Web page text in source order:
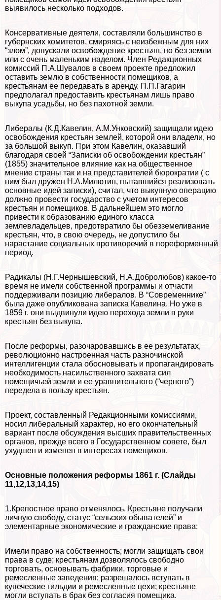
выявилось несколько подходов.
Консервативные деятели, составляли большинство в
губернских комитетов, смиряясь с неизбежным для них
“злом”, допускали освобождение крестьян, но без земли
или с очень маленьким наделом. Члeн Редакционных
комиссий П.А.Шувалов в своем проекте предложил
оставить землю в собственности помещиков, а
крестьянам ее передавать в аренду. П.П.Гагарин
предполагал предоставить крестьянам лишь право
выкупа усадьбы, но без пахотной земли.
Либералы (К.Д.Кавелин, А.М.Унковский) защищали идею
освобождения крестьян землей, которой они владели, но
за большой выкуп. При этом Кавелин, оказавший
благодаря своей “Записки об освобождении крестьян”
(1855) значительное влияние как на общественное
мнение страны так и на представителей бюрократии ( с
ним был дружен Н.А.Милютин, пытавшийся реализовать
основные идей записки), считал, что выкупную операцию
должно провести государство с учетом интересов
крестьян и помещиков. В дальнейшем это могло
привести к образованию единого класса
землевладельцев, предотвратило бы обезземеливание
крестьян, что, в свою очередь, не допустило бы
нарастание социальных противоречий в пореформенный
период.
Радикалы (Н.Г.Чернышевский, Н.А.Добролюбов) какое-то
время не имели собственной программы и отчасти
поддерживали позицию либералов. В “Современнике”
была даже опубликована записка Кавелина. Но уже в
1859 г. они выдвинули идею перехода земли в руки
крестьян без выкупа.
После реформы, разочаровавшись в ее результатах,
революционно настроенная часть разночинской
интеллигенции стала обосновывать и пропагандировать
необходимость насильственного захвата сил
помещичьей земли и ее уравнительного (“черного”)
передела в пользу крестьян.
Проект, составленный Редакционными комиссиями,
носил либеральный хаpaктер, но его окончательный
вариант после обсуждения высших правительственных
органов, прежде всего в Государственном совете, был
ухудшен и изменен в интересах помещиков.
Основные положения реформы 1861 г. (Слайды
11,12,13,14,15)
1.Крепостное право отменялось. Крестьяне получали
личную свободу, статус “сельских обывателей” и
элементарные экономические и гражданские права:
Имели право на собственность; могли защищать свои
права в суде; крестьянам дозволялось свободно
торговать, основывать фабрики, торговые и
ремесленные заведения; разрешалось вступать в
купеческие гильдии и ремесленные цехи; крестьяне
могли вступать в бpaк без согласия помещика.